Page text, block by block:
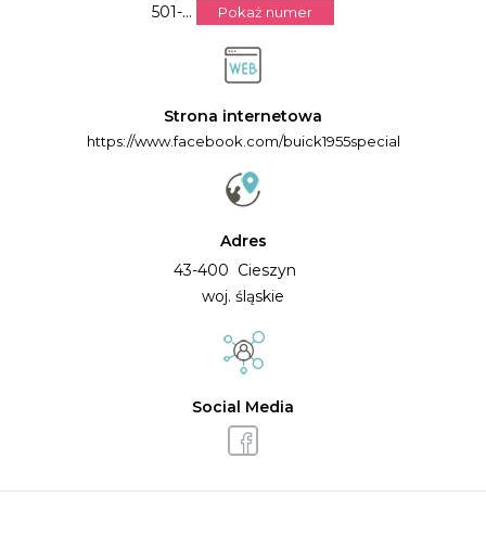
501-...
Pokaż numer
Strona internetowa
https://www.facebook.com/buick1955special
Adres
43-400 Cieszyn
woj. śląskie
Social Media